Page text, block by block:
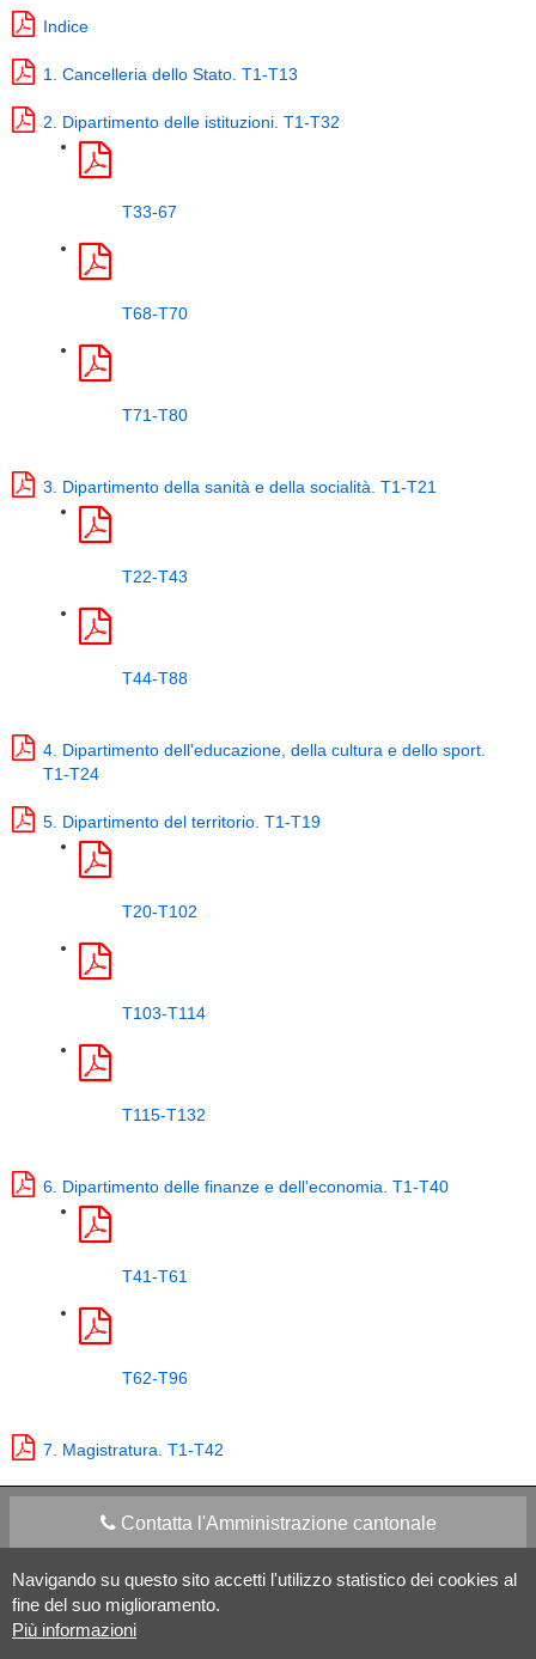
Navigando su questo sito accetti l'utilizzo statistico dei cookies al
fine del suo miglioramento.
Più informazioni
Indice
1. Cancelleria dello Stato. T1-T13
2. Dipartimento delle istituzioni. T1-T32
T33-67
T68-T70
T71-T80
3. Dipartimento della sanità e della socialità. T1-T21
T22-T43
T44-T88
4. Dipartimento dell'educazione, della cultura e dello sport.
T1-T24
5. Dipartimento del territorio. T1-T19
T20-T102
T103-T114
T115-T132
6. Dipartimento delle finanze e dell'economia. T1-T40
T41-T61
T62-T96
7. Magistratura. T1-T42
Contatta l'Amministrazione cantonale
Apps Mobile Social media